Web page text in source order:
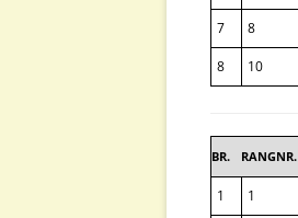
7 8
8 10
BR. RANGNR.
1 1